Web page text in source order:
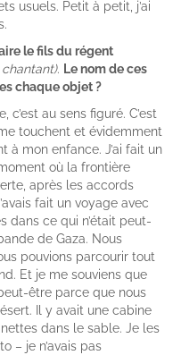
usuels. Petit à petit, j’ai
le fils du régent
. Le nom de ces
chaque objet ?
c’est au sens figuré. C’est
touchent et évidemment
à mon enfance. J’ai fait un
où la frontière
après les accords
fait un voyage avec
dans ce qui n’était peut-
de Gaza. Nous
pouvions parcourir tout
Et je me souviens que
être parce que nous
Il y avait une cabine
dans le sable. Je les
– je n’avais pas